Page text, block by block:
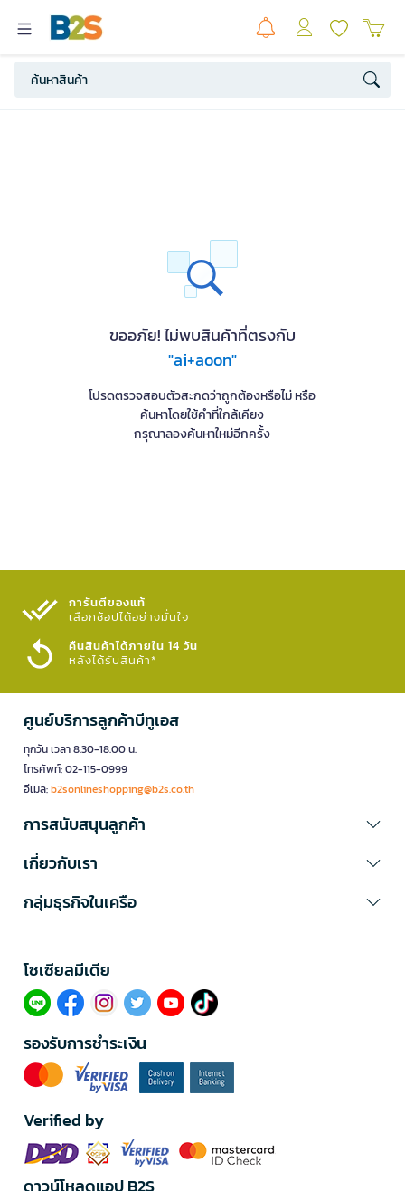
ขออภัย! ไม่พบสินค้าที่ตรงกับ
"ai+aoon"
โปรดตรวจสอบตัวสะกดว่าถูกต้องหรือไม่ หรือ
ค้นหาโดยใช้คำที่ใกล้เคียง
กรุณาลองค้นหาใหม่อีกครั้ง
การันตีของแท้
เลือกช้อปได้อย่างมั่นใจ​
คืนสินค้าได้ภายใน 14 วัน
หลังได้รับสินค้า*
ศูนย์บริการลูกค้าบีทูเอส
ทุกวัน เวลา 8.30-18.00 น.
โทรศัพท์: 02-115-0999
อีเมล:b2sonlineshopping@b2s.co.th
การสนับสนุนลูกค้า
เกี่ยวกับเรา
กลุ่มธุรกิจในเครือ
โซเซียลมีเดีย​
รองรับการชำระเงิน
Verified by
ดาวน์โหลดแอป B2S